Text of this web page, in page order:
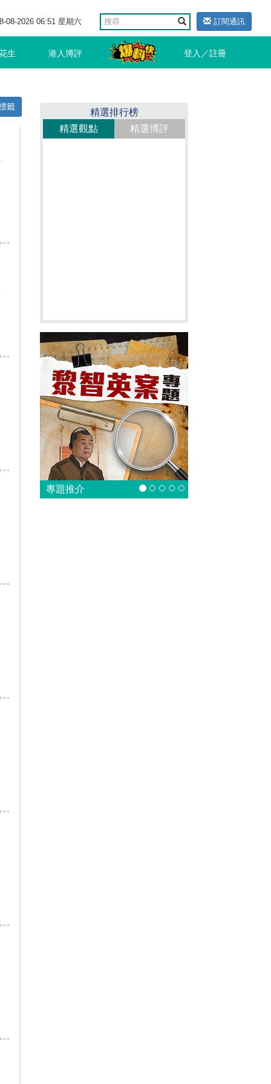
08-2026 06:51 星期六 訂閱通訊
生 港人博評 登入／註冊
籤
精選排行榜
精選觀點
精選博評
專題推介